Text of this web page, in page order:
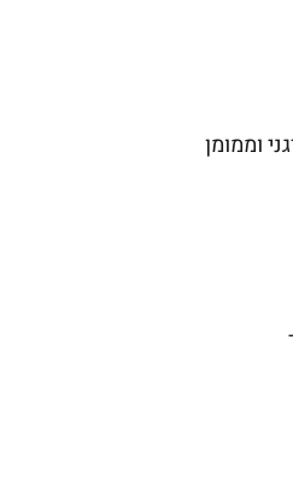
וממומן